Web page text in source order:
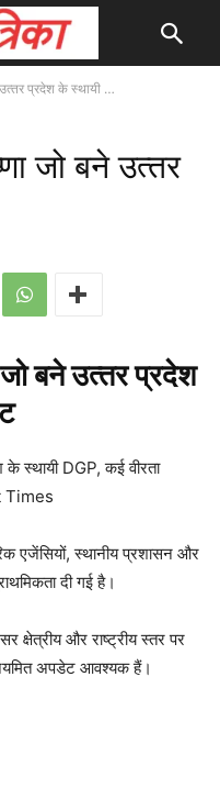
प्रदेश के स्‍थायी …
जो बने उत्‍तर
बने उत्‍तर प्रदेश
स्‍थायी DGP, कई वीरता
Times
एजेंसियों, स्थानीय प्रशासन और
दी गई है।
क्षेत्रीय और राष्ट्रीय स्तर पर
अपडेट आवश्यक हैं।